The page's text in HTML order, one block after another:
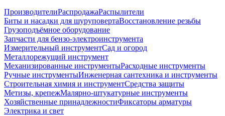
ПроизводителиРаспродажаРаспылители
Биты и насадки для шуруповертаВосстановление резьбы
Грузоподъёмное оборудование
Запчасти для бензо-электроинструмента
Измерительный инструментСад и огород
Металлорежущий инструмент
Механизированные инструментыРасходные инструменты
Ручные инструментыИнженерная сантехника и инструменты
Строительная химия и инструментСредства защиты
Метизы, крепежМалярно-штукатурные инструменты
Хозяйственные принадлежностиФиксаторы арматуры
Электрика и свет